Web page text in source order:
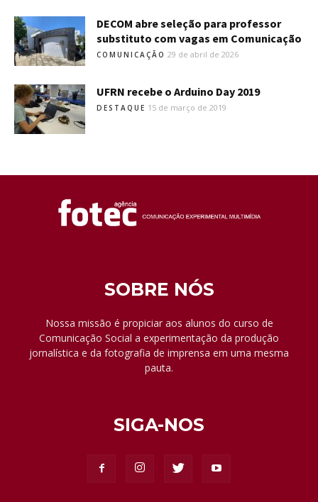
DECOM abre seleção para professor
substituto com vagas em Comunicação
COMUNICAÇÃO 29 de abril de 2026
UFRN recebe o Arduino Day 2019
DESTAQUE 15 de março de 2019
SOBRE NÓS
Nossa missão é propiciar aos alunos do curso de
Comunicação Social a experimentação da produção
jornalística e da fotografia de imprensa em uma mesma
pauta.
SIGA-NOS